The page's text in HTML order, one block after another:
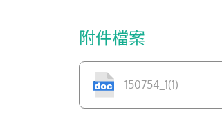
附件檔案
150754_1(1)